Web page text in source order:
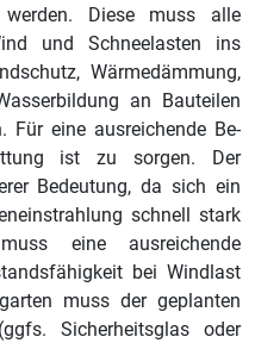
werden. Diese muss alle
und Schneelasten ins
Wärmedämmung,
an Bauteilen
Für eine ausreichende Be-
ist zu sorgen. Der
Bedeutung, da sich ein
schnell stark
eine ausreichende
bei Windlast
muss der geplanten
Sicherheitsglas oder